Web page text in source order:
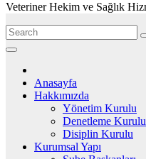
Veteriner Hekim ve Sağlık
Anasayfa
Hakkımızda
Yönetim Kurulu
Denetleme Kurulu
Disiplin Kurulu
Kurumsal Yapı